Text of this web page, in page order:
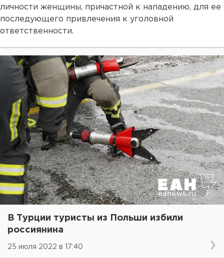
личности женщины, причастной к нападению, для ее
последующего привлечения к уголовной
ответственности.
В Турции туристы из Польши избили
россиянина
25 июля 2022 в 17:40